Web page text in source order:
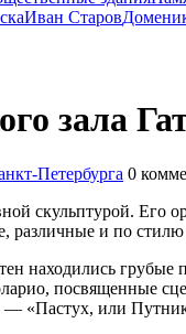
Иван Старов
зала
Петербурга 0
скульптурой. Его
различные и по
находились грубые
посвященные
— «Пастух, или